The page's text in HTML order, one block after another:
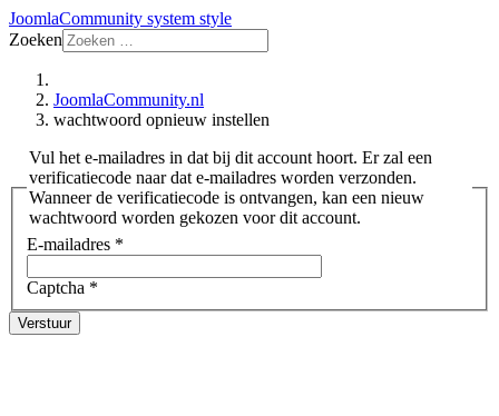
JoomlaCommunity system style
Zoeken
JoomlaCommunity.nl
wachtwoord opnieuw instellen
Vul het e-mailadres in dat bij dit account hoort. Er zal een
verificatiecode naar dat e-mailadres worden verzonden.
Wanneer de verificatiecode is ontvangen, kan een nieuw
wachtwoord worden gekozen voor dit account.
E-mailadres *
Captcha *
Verstuur